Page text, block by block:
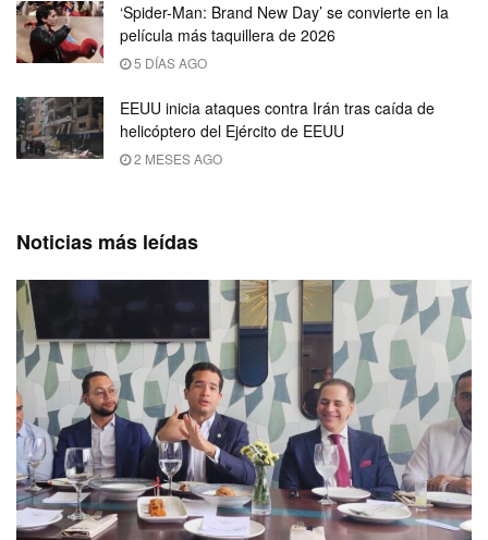
‘Spider-Man: Brand New Day’ se convierte en la
película más taquillera de 2026
5 DÍAS AGO
EEUU inicia ataques contra Irán tras caída de
helicóptero del Ejército de EEUU
2 MESES AGO
Noticias más leídas